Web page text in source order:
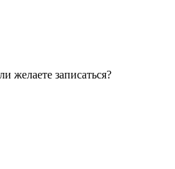
желаете записаться?